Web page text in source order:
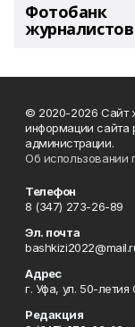
Фотобанк
© 2020-2026 Сайт
информации сайта
администрации.
Об использовании
Телефон
8 (347) 273-26-89
Эл. почта
Адрес
г. Уфа, ул. 50-
Редакция